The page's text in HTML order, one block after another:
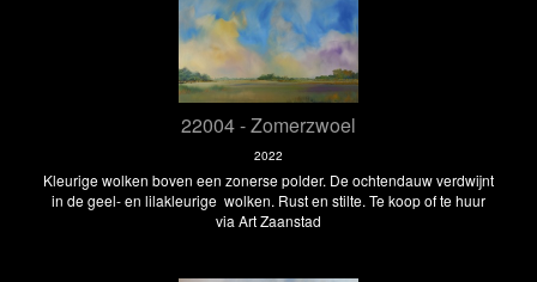
22004 - Zomerzwoel
2022
Kleurige wolken boven een zonerse polder. De ochtendauw verdwijnt
in de geel- en lilakleurige wolken. Rust en stilte. Te koop of te huur
via Art Zaanstad